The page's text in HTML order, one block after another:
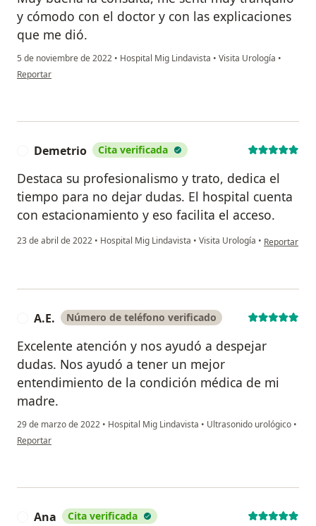
y cómodo con el doctor y con las explicaciones
que me dió.
5 de noviembre de 2022 • Hospital Mig Lindavista • Visita Urología •
en opinión del usuario Eduardo
Reportar
Demetrio Cita verificada
Destaca su profesionalismo y trato, dedica el
tiempo para no dejar dudas. El hospital cuenta
con estacionamiento y eso facilita el acceso.
23 de abril de 2022 • Hospital Mig Lindavista • Visita Urología • en opinión
Reportar
A.E. Número de teléfono verificado
Excelente atención y nos ayudó a despejar
dudas. Nos ayudó a tener un mejor
entendimiento de la condición médica de mi
madre.
29 de marzo de 2022 • Hospital Mig Lindavista • Ultrasonido urológico •
en opinión del usuario A.E.
Reportar
Ana Cita verificada